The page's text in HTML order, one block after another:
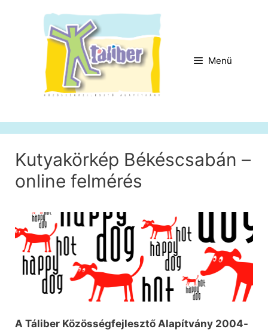
tartalomba
Menü
Kutyakörkép Békéscsabán –
online felmérés
A Táliber Közösségfejlesztő Alapítvány 2004-